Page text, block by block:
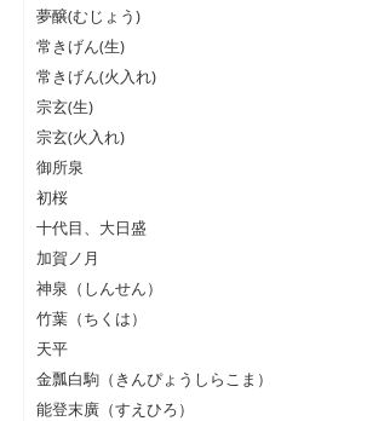
夢醸(むじょう)
常きげん(生)
常きげん(火入れ)
宗玄(生)
宗玄(火入れ)
御所泉
初桜
十代目、大日盛
加賀ノ月
神泉（しんせん）
竹葉（ちくは）
天平
金瓢白駒（きんぴょうしらこま）
能登末廣（すえひろ）